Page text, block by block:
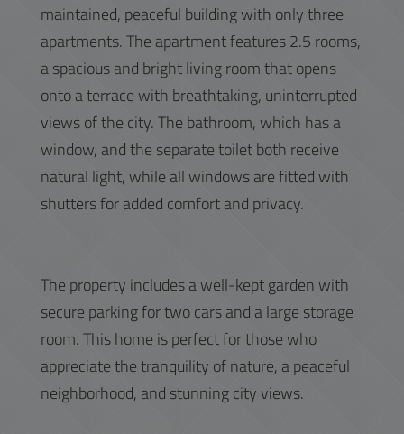
maintained, peaceful building with only three
apartments. The apartment features 2.5 rooms,
a spacious and bright living room that opens
onto a terrace with breathtaking, uninterrupted
views of the city. The bathroom, which has a
window, and the separate toilet both receive
natural light, while all windows are fitted with
shutters for added comfort and privacy.
The property includes a well-kept garden with
secure parking for two cars and a large storage
room. This home is perfect for those who
appreciate the tranquility of nature, a peaceful
neighborhood, and stunning city views.